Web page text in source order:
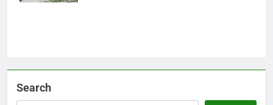
Search